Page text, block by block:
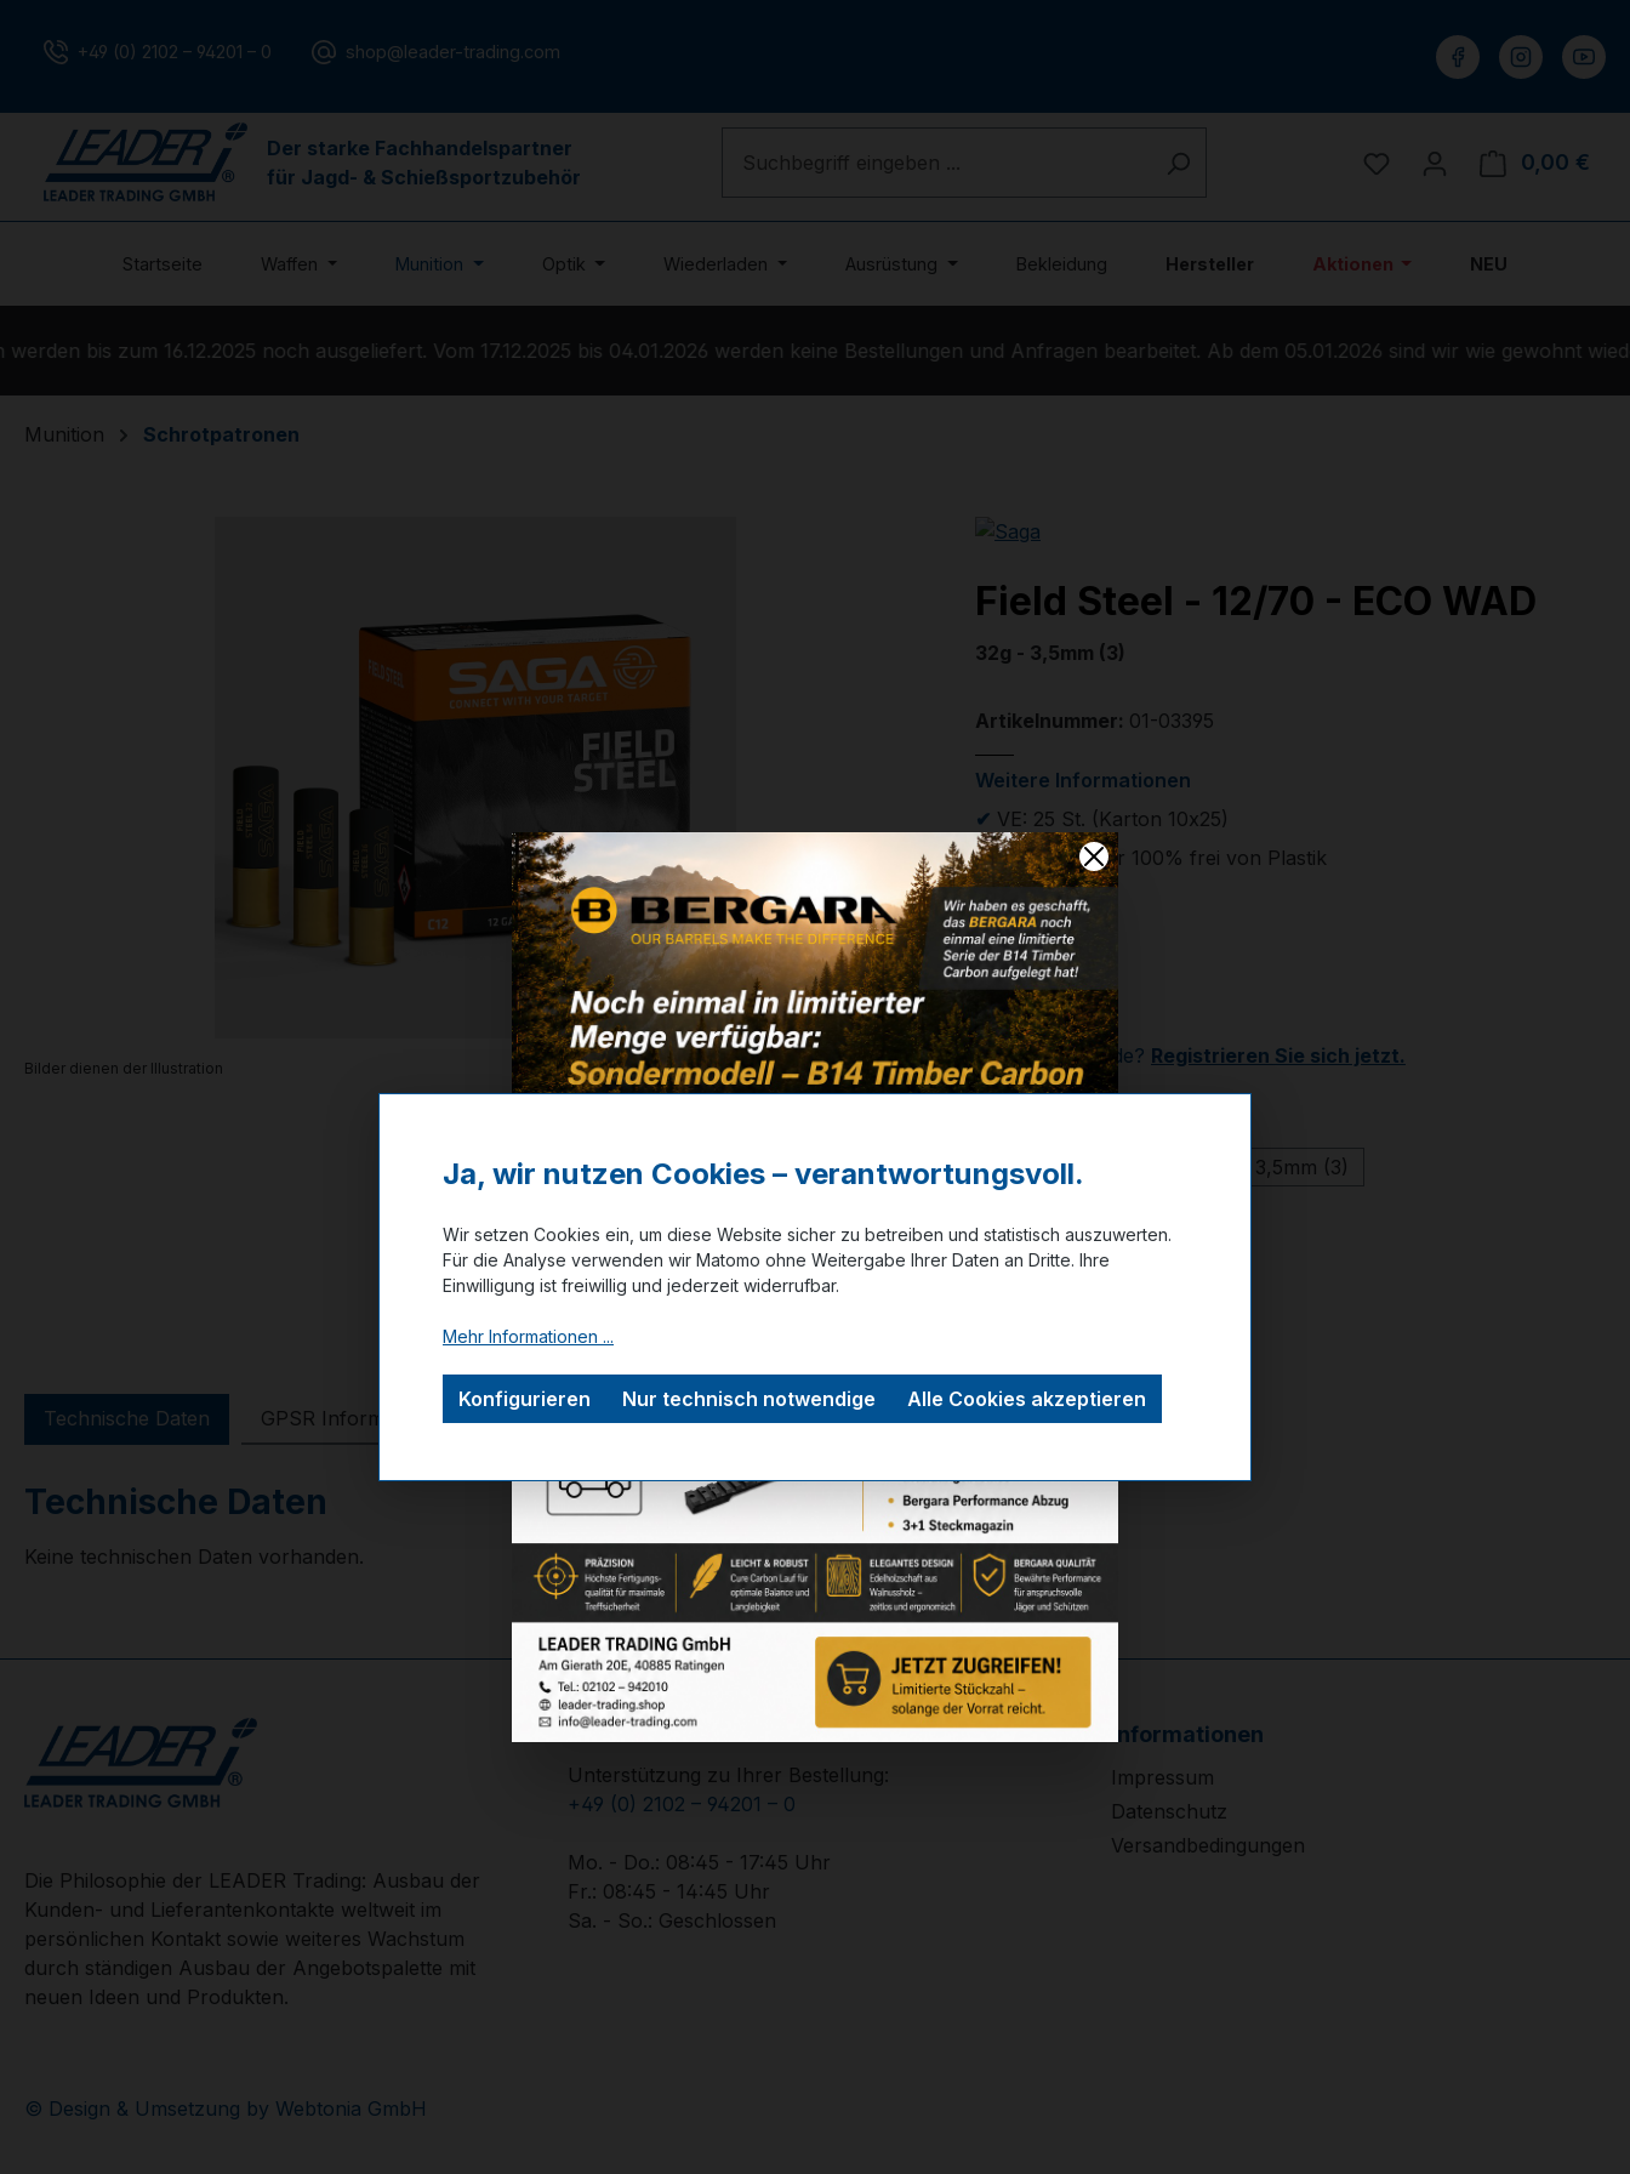
+49 (0) 2102 – 94201 – 0 shop@leader-trading.com
Der starke Fachhandelspartner
für Jagd- & Schießsportzubehör
Du hast 0 Produkte auf
0,00 €
Startseite Waffen Munition Optik Wiederladen Ausrüstung Bekleidung Hersteller Aktionen NEU
bis zum 16.12.2025 noch ausgeliefert. Vom 17.12.2025 bis 04.01.2026 werden keine Bestellungen und Anfragen bearbeitet. Ab dem 05.01.2026 sind wir wie gewohnt
Munition Schrotpatronen
Bilder dienen der Illustration
Field Steel - 12/70 - ECO WAD
32g - 3,5mm (3)
Artikelnummer: 01-03395
Weitere Informationen
✔ VE: 25 St. (Karton 10x25)
✔Schrotbecher 100% frei von Plastik
24,50 €
✔ Auf Lager
Noch kein Kunde? Registrieren Sie sich jetzt.
3,0mm (5)
3,5mm (3)
Technische Daten GPSR Information Bewertungen
Technische Daten
Keine technischen Daten vorhanden.
Die Philosophie der LEADER Trading: Ausbau der
Kunden- und Lieferantenkontakte weltweit im
persönlichen Kontakt sowie weiteres Wachstum
durch ständigen Ausbau der Angebotspalette mit
neuen Ideen und Produkten.
Service-Hotline
Unterstützung zu Ihrer Bestellung:
+49 (0) 2102 – 94201 – 0
Mo. - Do.: 08:45 - 17:45 Uhr
Fr.: 08:45 - 14:45 Uhr
Sa. - So.: Geschlossen
Informationen
Impressum
Datenschutz
Versandbedingungen
© Design & Umsetzung by Webtonia GmbH
Ja, wir nutzen Cookies – verantwortungsvoll.
Wir setzen Cookies ein, um diese Website sicher zu betreiben und statistisch auszuwerten.
Für die Analyse verwenden wir Matomo ohne Weitergabe Ihrer Daten an Dritte. Ihre
Einwilligung ist freiwillig und jederzeit widerrufbar.
Mehr Informationen ...
Nur technisch notwendige
Konfigurieren Alle Cookies akzeptieren